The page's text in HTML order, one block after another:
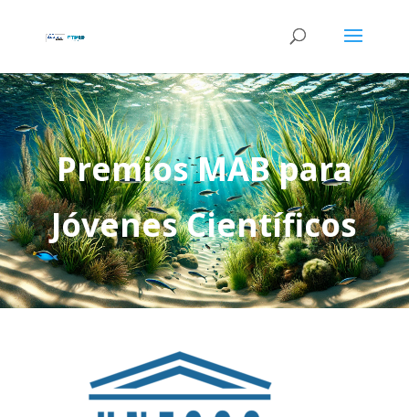
Premios MAB para
Jóvenes Científicos